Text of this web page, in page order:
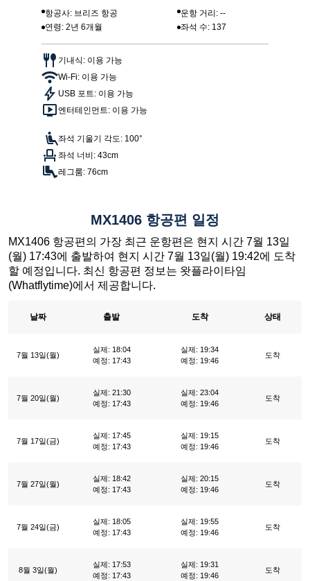
항공사: 브리즈 항공
운항 거리: --
연령: 2년 6개월
좌석 수: 137
기내식: 이용 가능
Wi-Fi: 이용 가능
USB 포트: 이용 가능
엔터테인먼트: 이용 가능
좌석 기울기 각도: 100°
좌석 너비: 43cm
레그룸: 76cm
MX1406 항공편 일정
MX1406 항공편의 가장 최근 운항편은 현지 시간 7월 13일
(월) 17:43에 출발하여 현지 시간 7월 13일(월) 19:42에 도착
할 예정입니다. 최신 항공편 정보는 왓플라이타임
(Whatflytime)에서 제공합니다.
날짜 출발 도착 상태
7월 13일(월)
실제: 18:04
예정: 17:43
실제: 19:34
예정: 19:46
도착
7월 20일(월)
실제: 21:30
예정: 17:43
실제: 23:04
예정: 19:46
도착
7월 17일(금)
실제: 17:45
예정: 17:43
실제: 19:15
예정: 19:46
도착
7월 27일(월)
실제: 18:42
예정: 17:43
실제: 20:15
예정: 19:46
도착
7월 24일(금)
실제: 18:05
예정: 17:43
실제: 19:55
예정: 19:46
도착
8월 3일(월)
실제: 17:53
예정: 17:43
실제: 19:31
예정: 19:46
도착